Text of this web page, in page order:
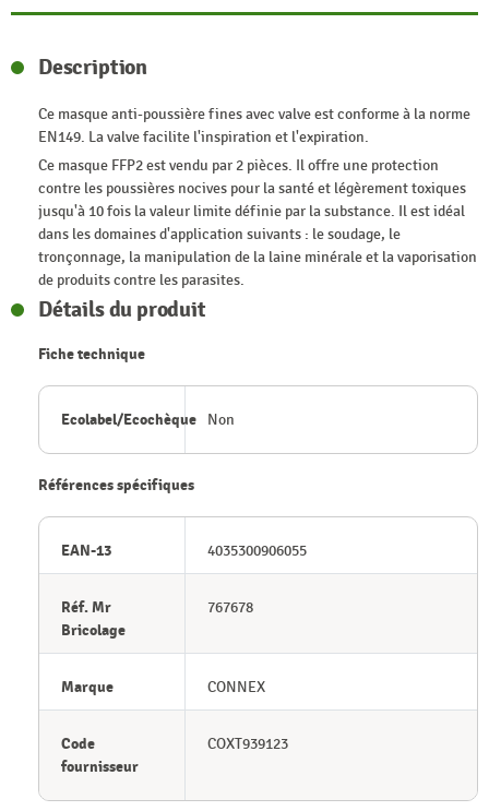
Description
Ce masque anti-poussière fines avec valve est conforme à la norme
EN149. La valve facilite l'inspiration et l'expiration.
Ce masque FFP2 est vendu par 2 pièces. Il offre une protection
contre les poussières nocives pour la santé et légèrement toxiques
jusqu'à 10 fois la valeur limite définie par la substance. Il est idéal
dans les domaines d'application suivants : le soudage, le
tronçonnage, la manipulation de la laine minérale et la vaporisation
de produits contre les parasites.
Détails du produit
Fiche technique
Ecolabel/Ecochèque Non
Références spécifiques
EAN-13 4035300906055
Réf. Mr
Bricolage
767678
Marque CONNEX
Code
fournisseur
COXT939123